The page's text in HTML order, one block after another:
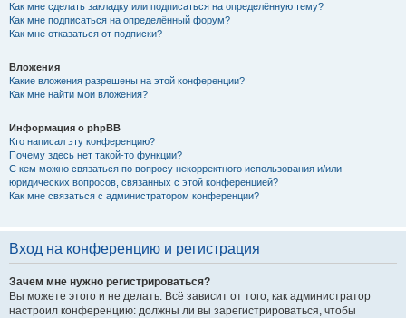
Как мне сделать закладку или подписаться на определённую тему?
Как мне подписаться на определённый форум?
Как мне отказаться от подписки?
Вложения
Какие вложения разрешены на этой конференции?
Как мне найти мои вложения?
Информация о phpBB
Кто написал эту конференцию?
Почему здесь нет такой-то функции?
С кем можно связаться по вопросу некорректного использования и/или
юридических вопросов, связанных с этой конференцией?
Как мне связаться с администратором конференции?
Вход на конференцию и регистрация
Зачем мне нужно регистрироваться?
Вы можете этого и не делать. Всё зависит от того, как администратор
настроил конференцию: должны ли вы зарегистрироваться, чтобы